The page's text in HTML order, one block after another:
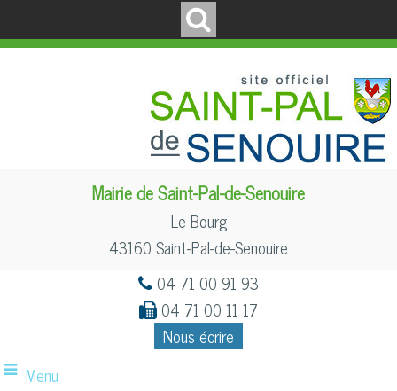
Mairie de Saint-Pal-de-Senouire
Le Bourg
43160 Saint-Pal-de-Senouire
04 71 00 91 93
04 71 00 11 17
Nous écrire
Menu